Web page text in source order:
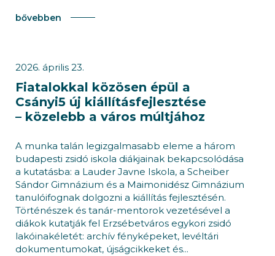
bővebben
2026. április 23.
Fiatalokkal közösen épül a
Csányi5 új kiállításfejlesztése
– közelebb a város múltjához
A munka talán legizgalmasabb eleme a három
budapesti zsidó iskola diákjainak bekapcsolódása
a kutatásba: a Lauder Javne Iskola, a Scheiber
Sándor Gimnázium és a Maimonidész Gimnázium
tanulóifognak dolgozni a kiállítás fejlesztésén.
Történészek és tanár-mentorok vezetésével a
diákok kutatják fel Erzsébetváros egykori zsidó
lakóinakéletét: archív fényképeket, levéltári
dokumentumokat, újságcikkeket és...